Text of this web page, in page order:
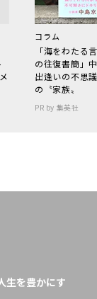
コラム
「海をわた
の往復書簡」
出逢いの不思
の〝家族〟
PR by 集英社
生を豊かにす